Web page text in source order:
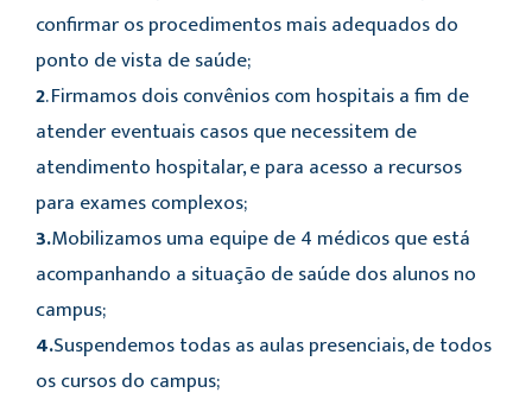
confirmar os procedimentos mais adequados do
ponto de vista de saúde;
2. Firmamos dois convênios com hospitais a fim de
atender eventuais casos que necessitem de
atendimento hospitalar, e para acesso a recursos
para exames complexos;
3.Mobilizamos uma equipe de 4 médicos que está
acompanhando a situação de saúde dos alunos no
campus;
4.Suspendemos todas as aulas presenciais, de todos
os cursos do campus;